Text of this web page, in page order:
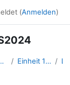
(Anmelden)
Einheit 1: Einführung in die Lebensqualität und Wohlstand